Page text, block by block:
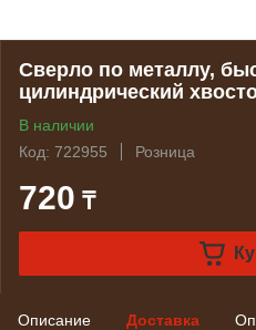
Сверло по металлу,
цилиндрический
В наличии
Код: 722955
Розница
720 ₸
Описание Доставка